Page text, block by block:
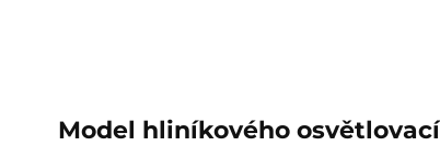
Model hliníkového